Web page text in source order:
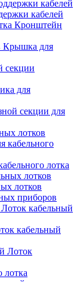
кабелей
Кронштейн
Крышка для
секции
для
секции для
лотков
лотка
лотков
приборов
Лоток кабельный
кабельный
Лоток
лотка